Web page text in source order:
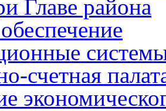
Главе района
счетная